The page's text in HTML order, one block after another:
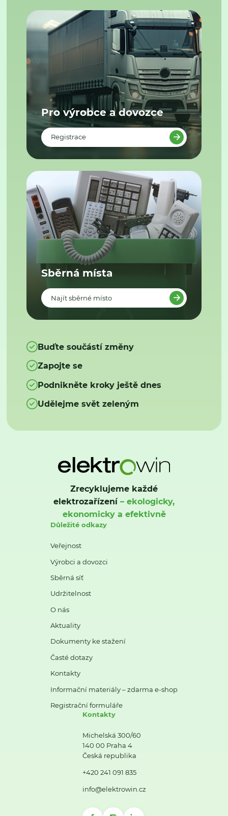
Pro výrobce a dovozce
Registrace
Sběrná místa
Najít sběrné místo
Buďte součástí změny
Zapojte se
Podnikněte kroky ještě dnes
Udělejme svět zeleným
Zrecyklujeme každé
elektrozařízení– ekologicky,
ekonomicky a efektivně
Důležité odkazy
Veřejnost
Výrobci a dovozci
Sběrná síť
Udržitelnost
O nás
Aktuality
Dokumenty ke stažení
Časté dotazy
Kontakty
Informační materiály – zdarma e-shop
Registrační formuláře
Kontakty
Michelská 300/60
140 00 Praha 4
Česká republika
+420 241 091 835
info@elektrowin.cz